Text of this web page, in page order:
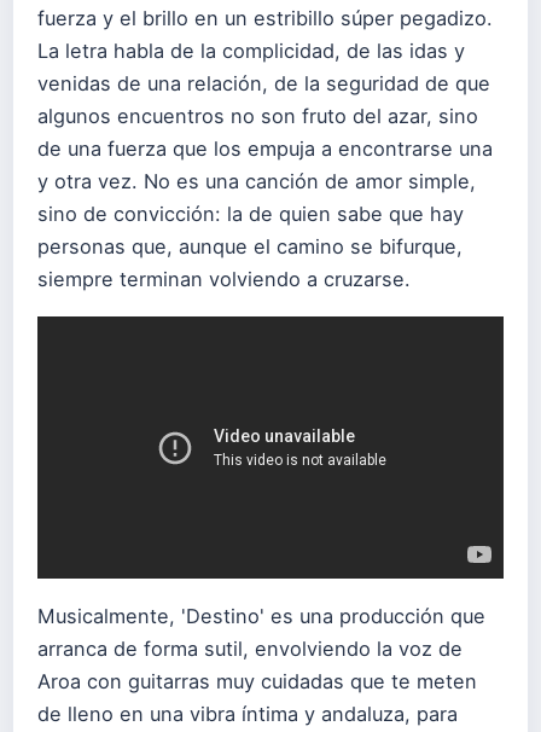
fuerza y el brillo en un estribillo súper pegadizo.
La letra habla de la complicidad, de las idas y
venidas de una relación, de la seguridad de que
algunos encuentros no son fruto del azar, sino
de una fuerza que los empuja a encontrarse una
y otra vez. No es una canción de amor simple,
sino de convicción: la de quien sabe que hay
personas que, aunque el camino se bifurque,
siempre terminan volviendo a cruzarse.
Musicalmente, 'Destino' es una producción que
arranca de forma sutil, envolviendo la voz de
Aroa con guitarras muy cuidadas que te meten
de lleno en una vibra íntima y andaluza, para